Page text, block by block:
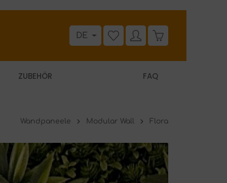
DE
ZUBEHÖR FAQ
Wandpaneele Modular Wall Flora